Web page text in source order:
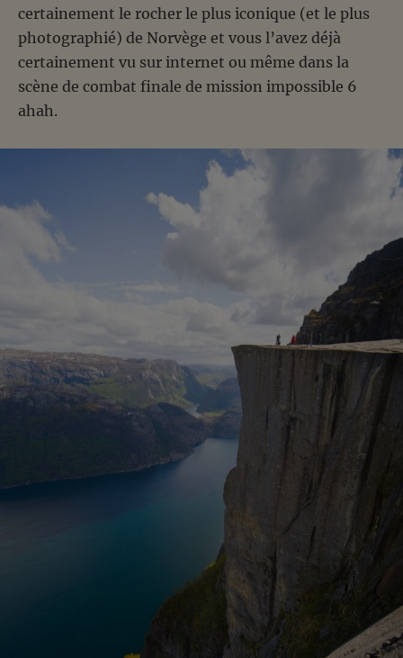
certainement le rocher le plus iconique (et le plus
photographié) de Norvège et vous l’avez déjà
certainement vu sur internet ou même dans la
scène de combat finale de mission impossible 6
ahah.